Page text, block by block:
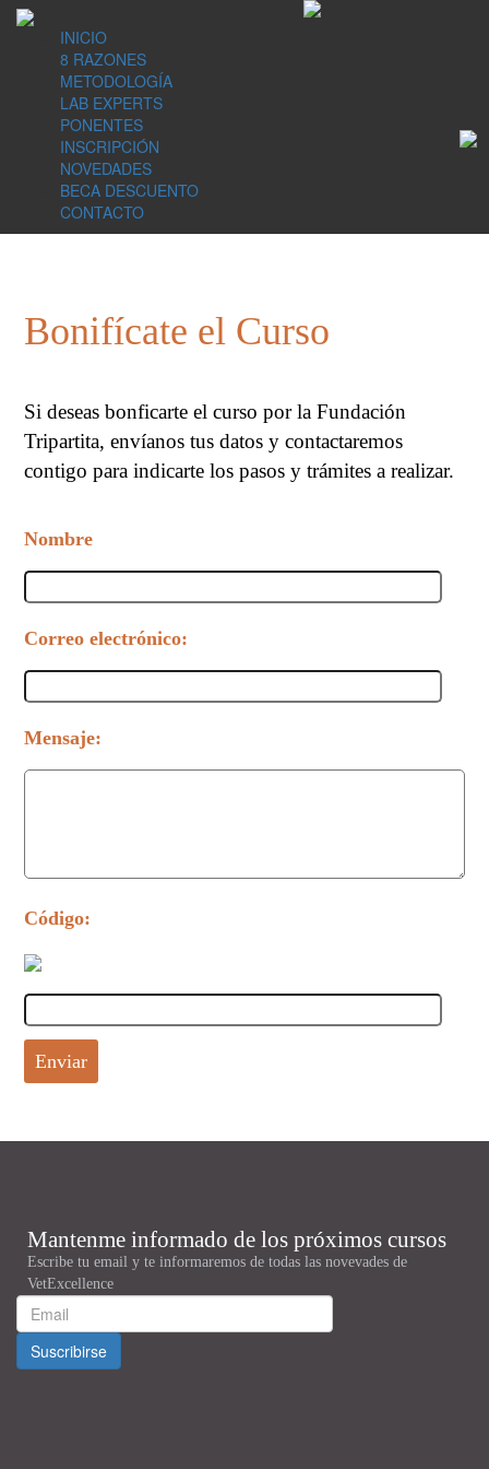
INICIO
8 RAZONES
METODOLOGÍA
LAB EXPERTS
PONENTES
INSCRIPCIÓN
NOVEDADES
BECA DESCUENTO
CONTACTO
Bonifícate el Curso
Si deseas bonficarte el curso por la Fundación
Tripartita, envíanos tus datos y contactaremos
contigo para indicarte los pasos y trámites a realizar.
Nombre
Correo electrónico:
Mensaje:
Código:
Enviar
Mantenme informado de los próximos cursos
Escribe tu email y te informaremos de todas las novevades de
VetExcellence
Suscribirse